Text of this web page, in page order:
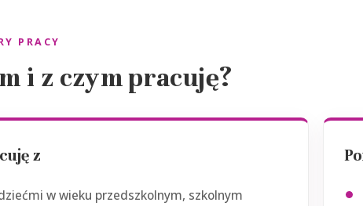
PRACY
i z czym pracuję?
z
w wieku przedszkolnym, szkolnym